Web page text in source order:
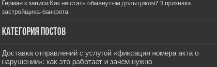
Герман к записи Как не стать обманутым дольщиком? 3 признака
застройщика-банкрота
Категория постов
Доставка отправлений с услугой «фиксация номера акта о
нарушении»: как это работает и зачем нужно